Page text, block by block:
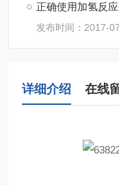
正确使用加氢反
发布时间：2017-
详细介绍 在线